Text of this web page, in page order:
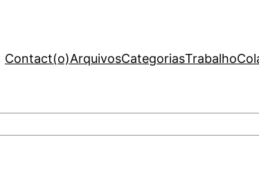
Contact(o)ArquivosCategoriasTrabalho